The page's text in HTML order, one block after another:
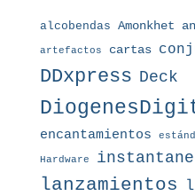
alcobendas Amonkhet
artefactos cartas
DDxpress Deck
encantamientos
Hardware
lanzamientos